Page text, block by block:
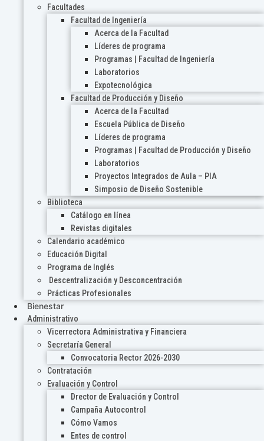
Facultades
Facultad de Ingeniería
Acerca de la Facultad
Líderes de programa
Programas | Facultad de Ingeniería
Laboratorios
Expotecnológica
Facultad de Producción y Diseño
Acerca de la Facultad
Escuela Pública de Diseño
Líderes de programa
Programas | Facultad de Producción y Diseño
Laboratorios
Proyectos Integrados de Aula – PIA
Simposio de Diseño Sostenible
Biblioteca
Catálogo en línea
Revistas digitales
Calendario académico
Educación Digital
Programa de Inglés
Descentralización y Desconcentración
Prácticas Profesionales
Bienestar
Administrativo
Vicerrectora Administrativa y Financiera
Secretaría General
Convocatoria Rector 2026-2030
Contratación
Evaluación y Control
Drector de Evaluación y Control
Campaña Autocontrol
Cómo Vamos
Entes de control